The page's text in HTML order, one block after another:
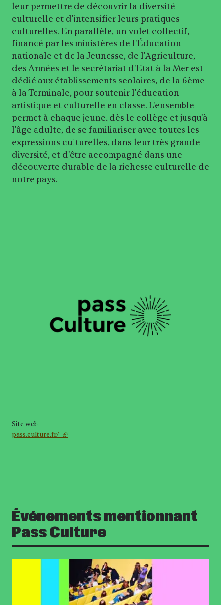
leur permettre de découvrir la diversité
culturelle et d'intensifier leurs pratiques
culturelles. En parallèle, un volet collectif,
financé par les ministères de l'Éducation
nationale et de la Jeunesse, de l'Agriculture,
des Armées et le secrétariat d'Etat à la Mer est
dédié aux établissements scolaires, de la 6ème
à la Terminale, pour soutenir l'éducation
artistique et culturelle en classe. L'ensemble
permet à chaque jeune, dès le collège et jusqu'à
l'âge adulte, de se familiariser avec toutes les
expressions culturelles, dans leur très grande
diversité, et d'être accompagné dans une
découverte durable de la richesse culturelle de
notre pays.
Site web
pass.culture.fr/ - lien externe
Événements mentionnant
Pass Culture